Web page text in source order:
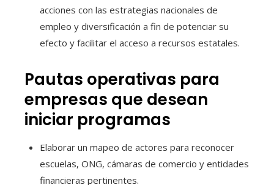
acciones con las estrategias nacionales de
empleo y diversificación a fin de potenciar su
efecto y facilitar el acceso a recursos estatales.
Pautas operativas para
empresas que desean
iniciar programas
Elaborar un mapeo de actores para reconocer
escuelas, ONG, cámaras de comercio y entidades
financieras pertinentes.